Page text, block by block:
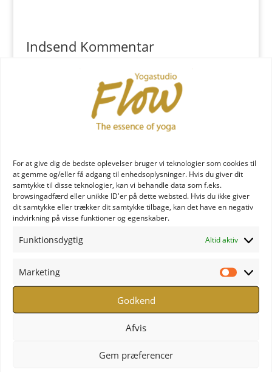
For at give dig de bedste oplevelser bruger vi teknologier som cookies til
at gemme og/eller få adgang til enhedsoplysninger. Hvis du giver dit
samtykke til disse teknologier, kan vi behandle data som f.eks.
browsingadfærd eller unikke ID'er på dette websted. Hvis du ikke giver
dit samtykke eller trækker dit samtykke tilbage, kan det have en negativ
indvirkning på visse funktioner og egenskaber.
Funktionsdygtig Altid aktiv
Marketing
Godkend
Afvis
Gem præferencer
Indsend Kommentar
YOGA læreruddannelse
YOGA uddannelse - læs mere
YOGA Retreats